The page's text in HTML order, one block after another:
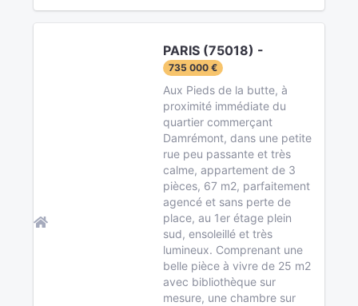
PARIS (75018) -
735 000 €
Aux Pieds de la butte, à
proximité immédiate du
quartier commerçant
Damrémont, dans une petite
rue peu passante et très
calme, appartement de 3
pièces, 67 m2, parfaitement
agencé et sans perte de
place, au 1er étage plein
sud, ensoleillé et très
lumineux. Comprenant une
belle pièce à vivre de 25 m2
avec bibliothèque sur
mesure, une chambre sur